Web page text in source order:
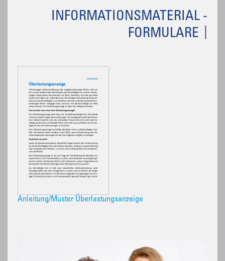
INFORMATIONSMATERIAL -
FORMULARE
Anleitung/Muster Überlastungsanzeige